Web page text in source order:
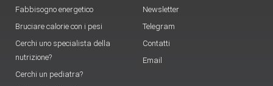
Fabbisogno energetico
Bruciare calorie con i pesi
Cerchi uno specialista della
nutrizione?
Cerchi un pediatra?
Newsletter
Telegram
Contatti
Email